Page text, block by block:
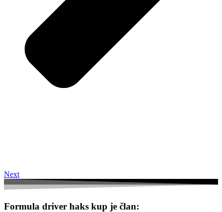
Next
Formula driver haks kup je član: